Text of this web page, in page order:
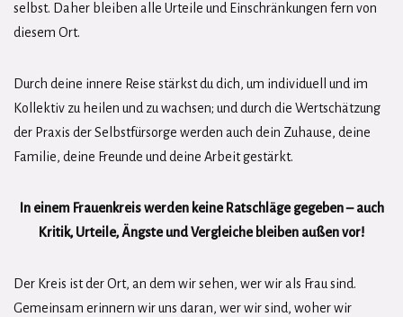
selbst. Daher bleiben alle Urteile und Einschränkungen fern von
diesem Ort.
Durch deine innere Reise stärkst du dich, um individuell und im
Kollektiv zu heilen und zu wachsen; und durch die Wertschätzung
der Praxis der Selbstfürsorge werden auch dein Zuhause, deine
Familie, deine Freunde und deine Arbeit gestärkt.
In einem Frauenkreis werden keine Ratschläge gegeben – auch
Kritik, Urteile, Ängste und Vergleiche bleiben außen vor!
Der Kreis ist der Ort, an dem wir sehen, wer wir als Frau sind.
Gemeinsam erinnern wir uns daran, wer wir sind, woher wir